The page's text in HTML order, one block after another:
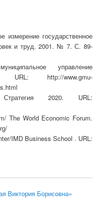
измерение государственное
и труд. 2001. № 7. С. 89-
управление
URL: http://www.gmu-
2020. URL:
The World Economic Forum.
IMD Business School . URL:
Виктория Борисовна»